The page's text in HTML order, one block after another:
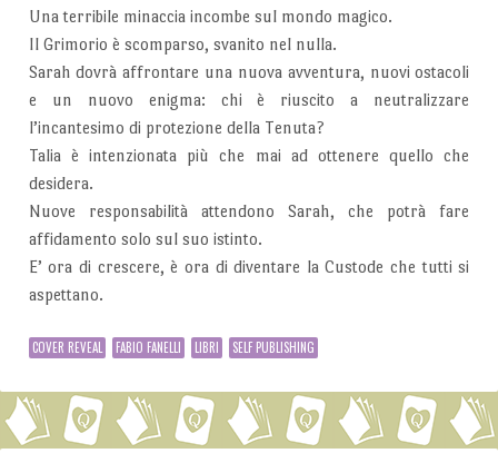
Una terribile minaccia incombe sul mondo magico.
Il Grimorio è scomparso, svanito nel nulla.
Sarah dovrà affrontare una nuova avventura, nuovi ostacoli
e un nuovo enigma: chi è riuscito a neutralizzare
l’incantesimo di protezione della Tenuta?
Talia è intenzionata più che mai ad ottenere quello che
desidera.
Nuove responsabilità attendono Sarah, che potrà fare
affidamento solo sul suo istinto.
E’ ora di crescere, è ora di diventare la Custode che tutti si
aspettano.
COVER REVEAL FABIO FANELLI LIBRI SELF PUBLISHING